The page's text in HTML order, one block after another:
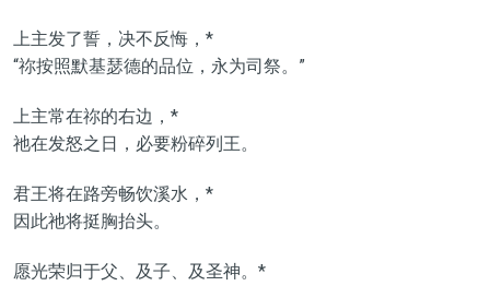
上主发了誓，决不反悔，*
“祢按照默基瑟德的品位，永为司祭。”
上主常在祢的右边，*
祂在发怒之日，必要粉碎列王。
君王将在路旁畅饮溪水，*
因此祂将挺胸抬头。
愿光荣归于父、及子、及圣神。*